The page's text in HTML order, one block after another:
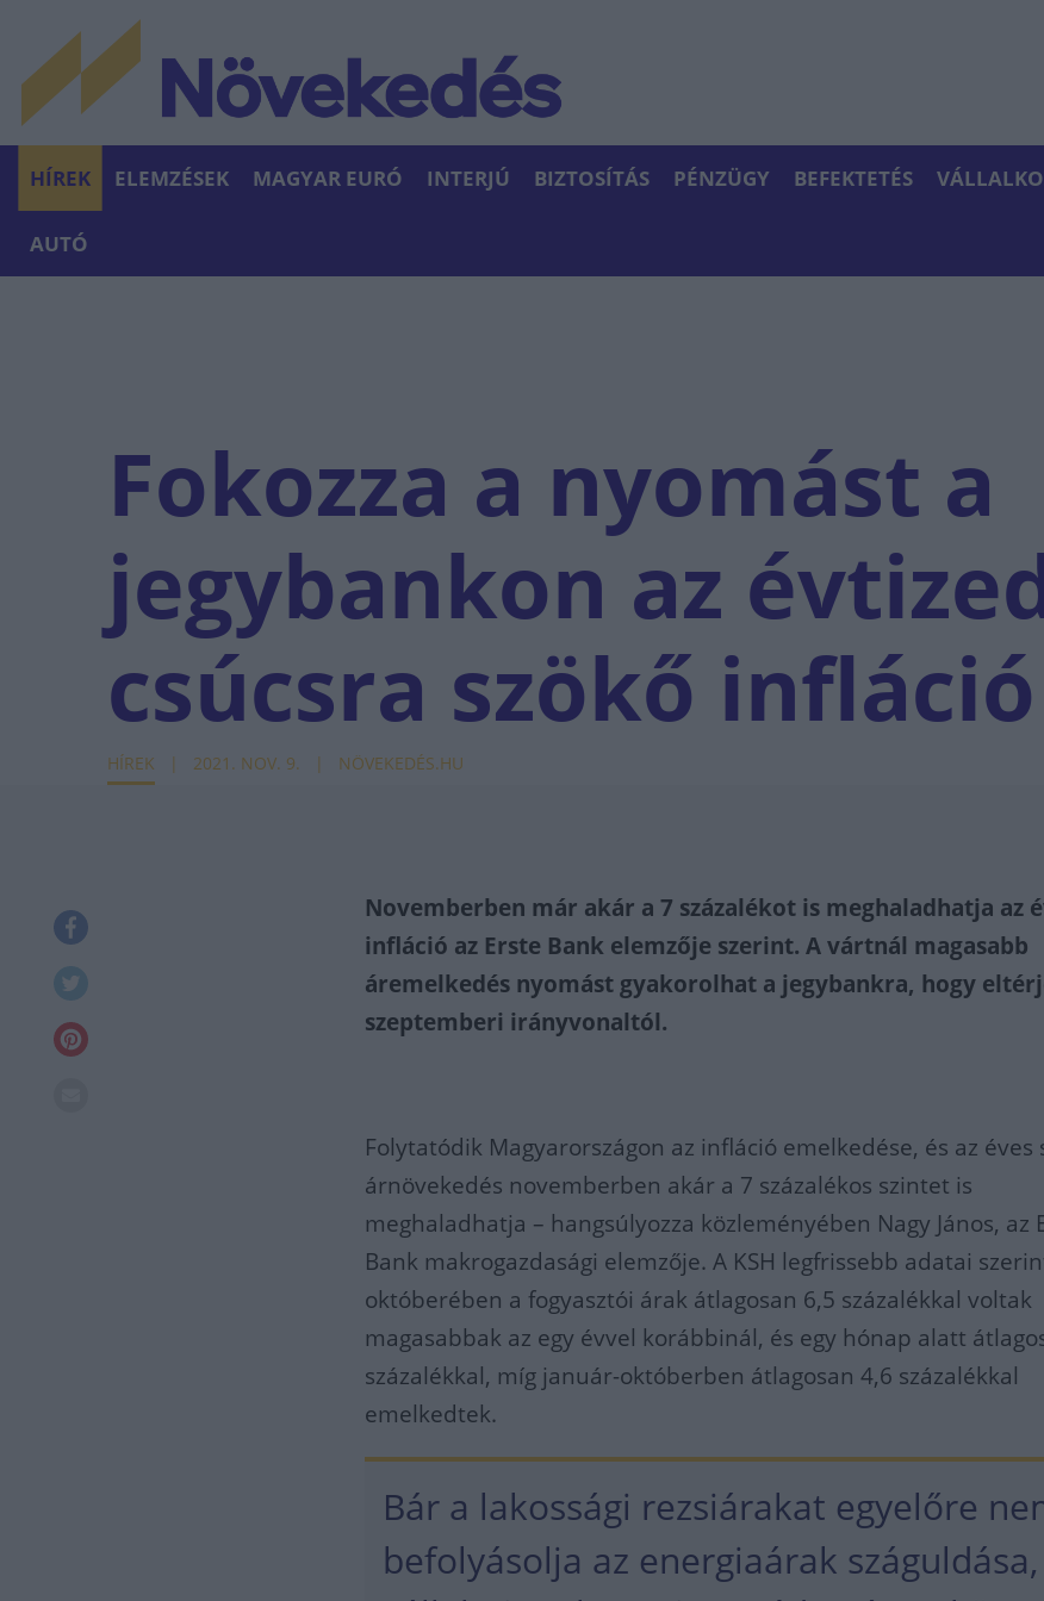
HÍREK ELEMZÉSEK MAGYAR EURÓ INTERJÚ BIZTOSÍTÁS PÉNZÜGY BEFEKTETÉS
AUTÓ
Fokozza a nyomást a
jegybankon az
csúcsra szökő infláció
HÍREK 2021. NOV. 9. NÖVEKEDÉS.HU
Novemberben már akár a 7 százalékot is meghaladhatja az
infláció az Erste Bank elemzője szerint. A vártnál magasabb
áremelkedés nyomást gyakorolhat a jegybankra, hogy
szeptemberi irányvonaltól.
Folytatódik Magyarországon az infláció emelkedése, és az éves
árnövekedés novemberben akár a 7 százalékos szintet is
meghaladhatja – hangsúlyozza közleményében Nagy János, az
Bank makrogazdasági elemzője. A KSH legfrissebb adatai
októberében a fogyasztói árak átlagosan 6,5 százalékkal voltak
magasabbak az egy évvel korábbinál, és egy hónap alatt
százalékkal, míg január-októberben átlagosan 4,6 százalékkal
emelkedtek.
Bár a lakossági rezsiárakat egyelőre
befolyásolja az energiaárak száguldása,